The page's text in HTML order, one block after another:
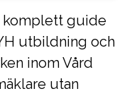
komplett guide
utbildning och
inom Vård
utan